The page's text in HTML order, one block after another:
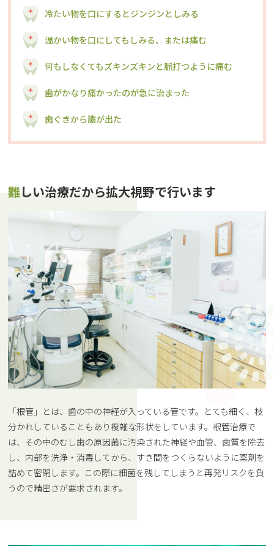
冷たい物を口にするとジンジンとしみる
温かい物を口にしてもしみる、または痛む
何もしなくてもズキンズキンと脈打つように痛む
歯がかなり痛かったのが急に治まった
歯ぐきから膿が出た
難しい治療だから拡大視野で行います
「根管」とは、歯の中の神経が入っている管です。とても細く、枝
分かれしていることもあり複雑な形状をしています。根管治療で
は、その中のむし歯の原因菌に汚染された神経や血管、歯質を除去
し、内部を洗浄・消毒してから、すき間をつくらないように薬剤を
詰めて密閉します。この際に細菌を残してしまうと再発リスクを負
うので精密さが要求されます。